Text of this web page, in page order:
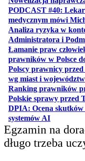
PODCAST #40:
medycznym mówi
Analiza ryzyka w
Administratora i
Łamanie praw
prawników w Polsce
Polscy prawnicy
wg miast i województw
Ranking prawników
Polskie sprawy przed
DPIA: Ocena skutków
systemów AIotwiera
Egzamin na
długo trzeba